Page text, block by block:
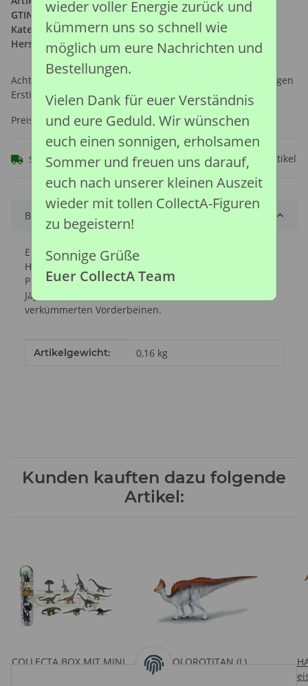
GTIN:
4892900888422
Kategorie:Prähistorische Kollektion
Hersteller: Collecta Global Limited
Achtung: Nicht geeignet für Kinder unter 36 Monaten, wegen
Erstickungsgefahr durch verschluckbare Kleinteile.
Preise nach Anmeldung sichtbar
Sofort verfügbar Frage zum Artikel
Beschreibung
Eine kurze Schnauze mit einem kräftigen, muskulösen
Hals und stierartigen Hörnern, die wahrscheinlich bei
Paarungsduellen zum Einsatz kamen. Ein schneller
Jäger mit kräftiger Schwanzmuskulatur, aber
verkümmerten Vorderbeinen.
Produkteigenschaft
Wert
Artikelgewicht: 0,16 kg
Kunden kauften dazu folgende
Artikel:
COLLECTA BOX MIT MINI
* OLOROTITAN (L)
Preise nach Anmeldung
wieder voller Energie zurück und
kümmern uns so schnell wie
möglich um eure Nachrichten und
Bestellungen.
Vielen Dank für euer Verständnis
und eure Geduld. Wir wünschen
euch einen sonnigen, erholsamen
Sommer und freuen uns darauf,
euch nach unserer kleinen Auszeit
wieder mit tollen CollectA-Figuren
zu begeistern!
Sonnige Grüße
Euer CollectA Team